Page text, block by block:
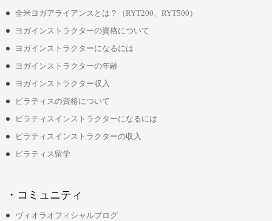
全米ヨガアライアンスとは？（RYT200、RYT500）
ヨガインストラクターの資格について
ヨガインストラクターになるには
ヨガインストラクターの年齢
ヨガインストラクター収入
ピラティスの資格について
ピラティスインストラクターになるには
ピラティスインストラクターの収入
ピラティス留学
・コミュニティ
ヴィオラオフィシャルブログ